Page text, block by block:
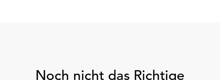
Noch nicht das Richtige